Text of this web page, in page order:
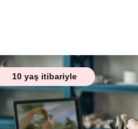
10 yaş itibariyle